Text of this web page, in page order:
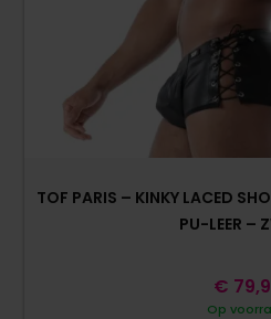
TOF PARIS – KINKY LACED
PU-LEER –
Op
€